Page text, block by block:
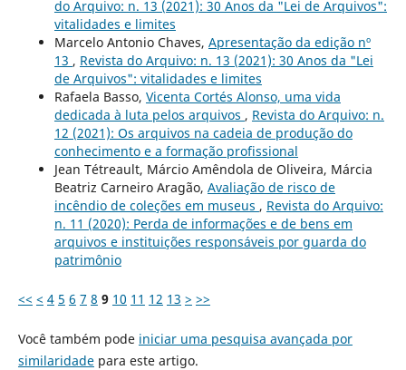
do Arquivo: n. 13 (2021): 30 Anos da "Lei de Arquivos":
vitalidades e limites
Marcelo Antonio Chaves, Apresentação da edição nº
13 , Revista do Arquivo: n. 13 (2021): 30 Anos da "Lei
de Arquivos": vitalidades e limites
Rafaela Basso, Vicenta Cortés Alonso, uma vida
dedicada à luta pelos arquivos , Revista do Arquivo: n.
12 (2021): Os arquivos na cadeia de produção do
conhecimento e a formação profissional
Jean Tétreault, Márcio Amêndola de Oliveira, Márcia
Beatriz Carneiro Aragão, Avaliação de risco de
incêndio de coleções em museus , Revista do Arquivo:
n. 11 (2020): Perda de informações e de bens em
arquivos e instituições responsáveis por guarda do
patrimônio
<< < 4 5 6 7 8 9 10 11 12 13 > >>
Você também pode iniciar uma pesquisa avançada por
similaridadepara este artigo.